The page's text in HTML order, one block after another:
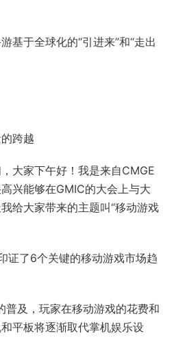
基于全球化的“引进来”和“走出
跨越
大家下午好！我是来自CMGE
兴能够在GMIC的大会上与大
给大家带来的主题叫“移动游戏
证了6个关键的移动游戏市场趋
普及，玩家在移动游戏的花费和
平板将逐渐取代掌机娱乐设